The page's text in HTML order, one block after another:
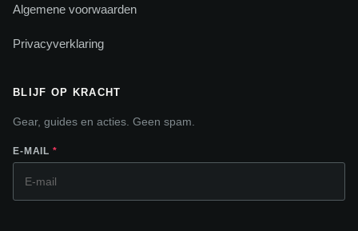
Algemene voorwaarden
Privacyverklaring
BLIJF OP KRACHT
Gear, guides en acties. Geen spam.
E-MAIL *